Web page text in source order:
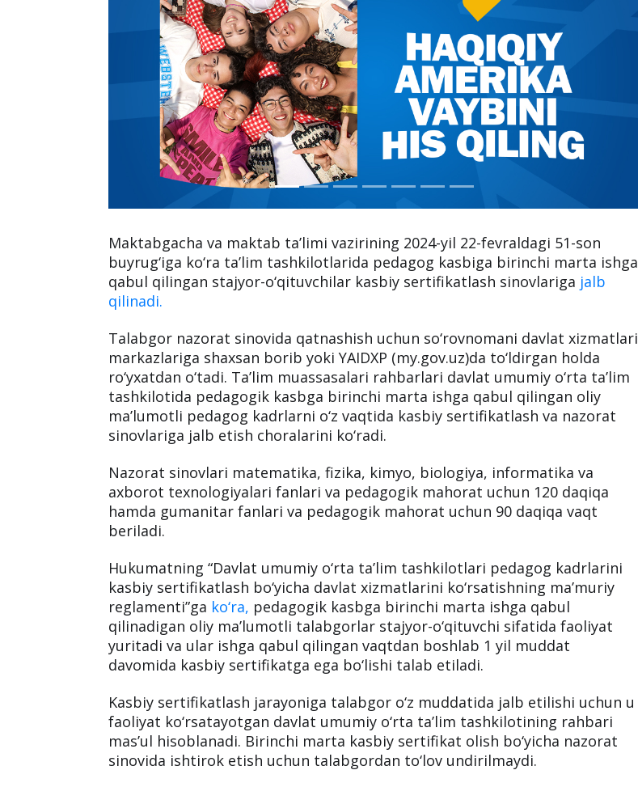
Maktabgacha va maktab ta’limi vazirining 2024-yil 22-fevraldagi 51-son
buyrug‘iga ko‘ra ta’lim tashkilotlarida pedagog kasbiga birinchi marta ishga
qabul qilingan stajyor-o‘qituvchilar kasbiy sertifikatlash sinovlariga jalb
qilinadi.
Talabgor nazorat sinovida qatnashish uchun so‘rovnomani davlat xizmatlari
markazlariga shaxsan borib yoki YAIDXP (my.gov.uz)da to‘ldirgan holda
ro‘yxatdan o‘tadi. Ta’lim muassasalari rahbarlari davlat umumiy o‘rta ta’lim
tashkilotida pedagogik kasbga birinchi marta ishga qabul qilingan oliy
ma’lumotli pedagog kadrlarni o‘z vaqtida kasbiy sertifikatlash va nazorat
sinovlariga jalb etish choralarini ko‘radi.
Nazorat sinovlari matematika, fizika, kimyo, biologiya, informatika va
axborot texnologiyalari fanlari va pedagogik mahorat uchun 120 daqiqa
hamda gumanitar fanlari va pedagogik mahorat uchun 90 daqiqa vaqt
beriladi.
Hukumatning “Davlat umumiy o‘rta ta’lim tashkilotlari pedagog kadrlarini
kasbiy sertifikatlash bo‘yicha davlat xizmatlarini ko‘rsatishning ma’muriy
reglamenti”ga ko‘ra, pedagogik kasbga birinchi marta ishga qabul
qilinadigan oliy ma’lumotli talabgorlar stajyor-o‘qituvchi sifatida faoliyat
yuritadi va ular ishga qabul qilingan vaqtdan boshlab 1 yil muddat
davomida kasbiy sertifikatga ega bo‘lishi talab etiladi.
Kasbiy sertifikatlash jarayoniga talabgor o‘z muddatida jalb etilishi uchun u
faoliyat ko‘rsatayotgan davlat umumiy o‘rta ta’lim tashkilotining rahbari
mas’ul hisoblanadi. Birinchi marta kasbiy sertifikat olish bo‘yicha nazorat
sinovida ishtirok etish uchun talabgordan to‘lov undirilmaydi.